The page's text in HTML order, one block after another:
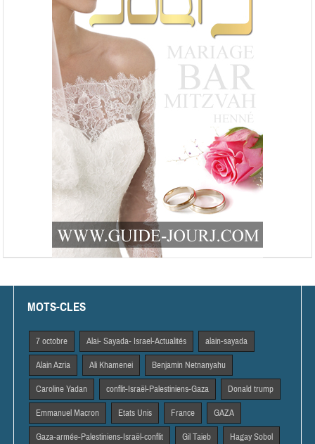
MOTS-CLES
7 octobre Alai- Sayada- Israel-Actualités alain-sayada
Alain Azria Ali Khamenei Benjamin Netnanyahu
Caroline Yadan conflit-Israël-Palestiniens-Gaza Donald trump
Emmanuel Macron Etats Unis France GAZA
Gaza-armée-Palestiniens-Israël-conflit Gil Taieb Hagay Sobol